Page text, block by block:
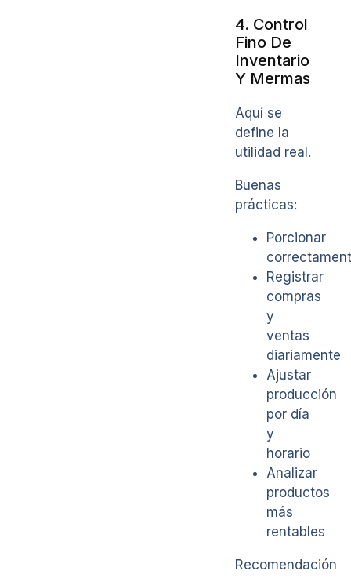
4. Control
Fino De
Inventario
Y Mermas
Aquí se
define la
utilidad real.
Buenas
prácticas:
Porcionar
Registrar
compras
y
ventas
diariamente
Ajustar
producción
por día
y
horario
Analizar
productos
más
rentables
Recomendación